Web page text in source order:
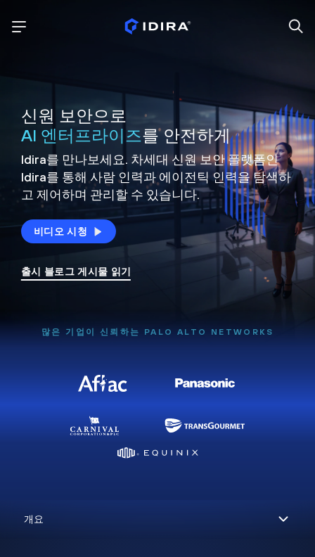
신원 보안으로
AI 엔터프라이즈를 안전하게
Idira를 만나보세요. 차세대 신원보안 플랫폼인
Idira를 통해 사람 인력과 에이전틱 인력을탐색하
고 제어하며 관리할 수 있습니다.
비디오 시청
출시 블로그 게시물 읽기
많은 기업이 신뢰하는 PALO ALTO NETWORKS